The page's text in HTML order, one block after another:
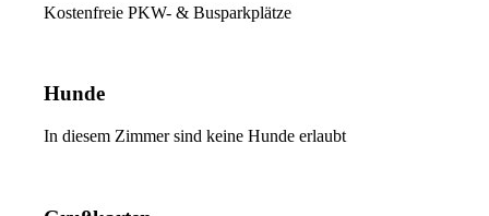
Kostenfreie PKW- & Busparkplätze
Hunde
In diesem Zimmer sind keine Hunde erlaubt